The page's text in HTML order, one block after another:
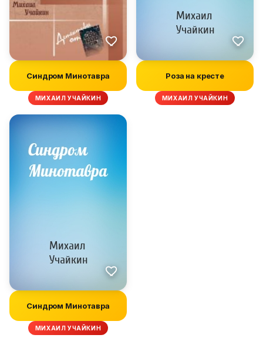
Синдром Минотавра
МИХАИЛ УЧАЙКИН
Роза на кресте
МИХАИЛ УЧАЙКИН
Синдром Минотавра
МИХАИЛ УЧАЙКИН